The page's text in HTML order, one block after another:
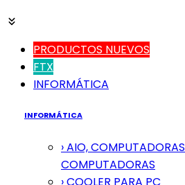
PRODUCTOS NUEVOS
FTX
INFORMÁTICA
INFORMÁTICA
› AIO,
COMPUTADORAS
› COOLER PARA PC